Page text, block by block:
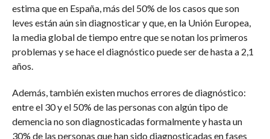
estima que en España, más del 50% de los casos que son
leves están aún sin diagnosticar y que, en la Unión Europea,
la media global de tiempo entre que se notan los primeros
problemas y se hace el diagnóstico puede ser de hasta a 2,1
años.
Además, también existen muchos errores de diagnóstico:
entre el 30 y el 50% de las personas con algún tipo de
demencia no son diagnosticadas formalmente y hasta un
30% de las personas que han sido diagnosticadas en fases